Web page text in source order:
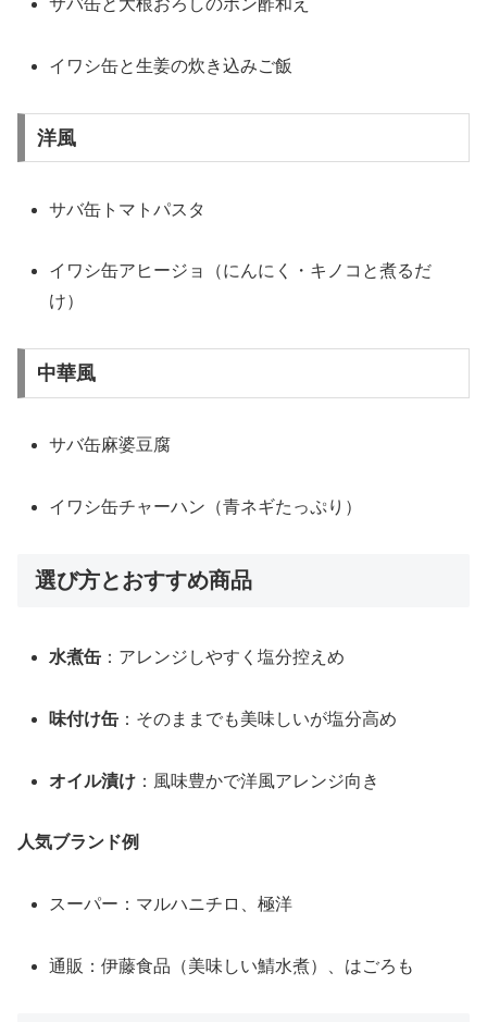
サバ缶と大根おろしのポン酢和え
イワシ缶と生姜の炊き込みご飯
洋風
サバ缶トマトパスタ
イワシ缶アヒージョ（にんにく・キノコと煮るだ
け）
中華風
サバ缶麻婆豆腐
イワシ缶チャーハン（青ネギたっぷり）
選び方とおすすめ商品
水煮缶 ：アレンジしやすく塩分控えめ
味付け缶 ：そのままでも美味しいが塩分高め
オイル漬け ：風味豊かで洋風アレンジ向き
人気ブランド例
スーパー：マルハニチロ、極洋
通販：伊藤食品（美味しい鯖水煮）、はごろも